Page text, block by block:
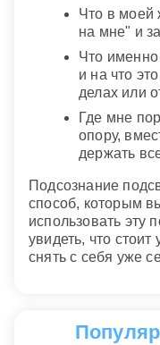
Что в моей
на мне" и
Что именно
и на что
делах или
Где мне
опору,
держать
Подсознание
способ, которым
использовать эту
увидеть, что стоит
снять с себя уже